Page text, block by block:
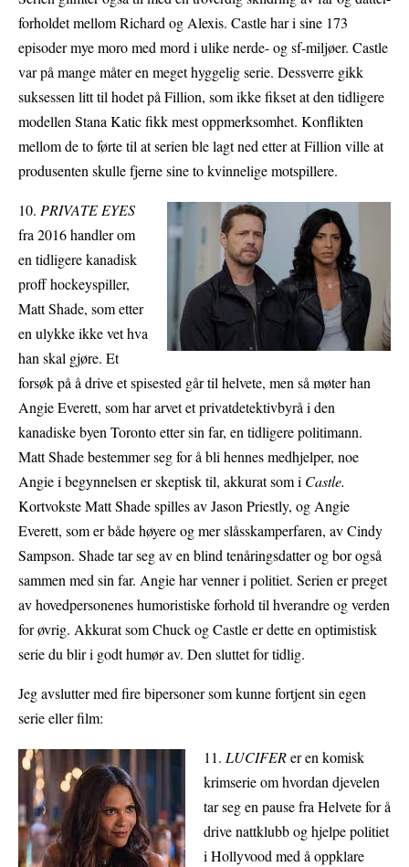
forholdet mellom Richard og Alexis. Castle har i sine 173
episoder mye moro med mord i ulike nerde- og sf-miljøer. Castle
var på mange måter en meget hyggelig serie. Dessverre gikk
suksessen litt til hodet på Fillion, som ikke fikset at den tidligere
modellen Stana Katic fikk mest oppmerksomhet. Konflikten
mellom de to førte til at serien ble lagt ned etter at Fillion ville at
produsenten skulle fjerne sine to kvinnelige motspillere.
10. PRIVATE EYES
fra 2016 handler om
en tidligere kanadisk
proff hockeyspiller,
Matt Shade, som etter
en ulykke ikke vet hva
han skal gjøre. Et
forsøk på å drive et spisested går til helvete, men så møter han
Angie Everett, som har arvet et privatdetektivbyrå i den
kanadiske byen Toronto etter sin far, en tidligere politimann.
Matt Shade bestemmer seg for å bli hennes medhjelper, noe
Angie i begynnelsen er skeptisk til, akkurat som i Castle.
Kortvokste Matt Shade spilles av Jason Priestly, og Angie
Everett, som er både høyere og mer slåsskamperfaren, av Cindy
Sampson. Shade tar seg av en blind tenåringsdatter og bor også
sammen med sin far. Angie har venner i politiet. Serien er preget
av hovedpersonenes humoristiske forhold til hverandre og verden
for øvrig. Akkurat som Chuck og Castle er dette en optimistisk
serie du blir i godt humør av. Den sluttet for tidlig.
Jeg avslutter med fire bipersoner som kunne fortjent sin egen
serie eller film:
11. LUCIFERer en komisk
krimserie om hvordan djevelen
tar seg en pause fra Helvete for å
drive nattklubb og hjelpe politiet
i Hollyvood med å oppklare